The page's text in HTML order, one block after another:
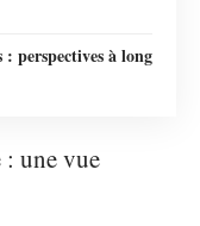
perspectives à long
une vue